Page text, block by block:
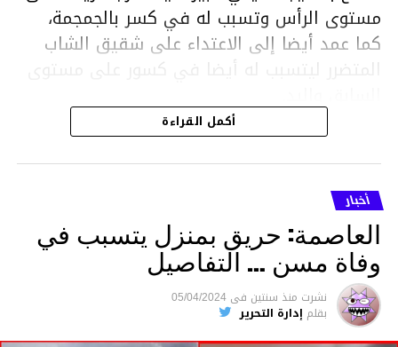
مستوى الرأس وتسبب له في كسر بالجمجمة،
كما عمد أيضا إلى الاعتداء على شقيق الشاب
المتضرر ليتسبب له أيضا في كسور على مستوى
هذا وقد تمكن أعوان مركز الأمن الوطني بحي
هلال في توقيت قياسي من محاصرة المشتبه به
والقبض عليه وإحالته على التحقيق في خصوص
ما نُسبه إليه.
متابعة
قسم الاخبار
أكمل القراءة
أخبار
العاصمة: حريق بمنزل يتسبب في
وفاة مسن … التفاصيل
نشرت منذ سنتين فى 05/04/2024
بقلم إدارة التحرير